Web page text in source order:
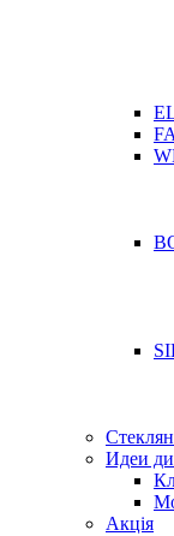
Идеи
Акція